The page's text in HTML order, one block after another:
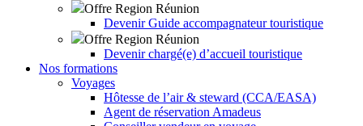
Offre Region Réunion
Devenir Guide accompagnateur touristique
Offre Region Réunion
Devenir chargé(e) d’accueil touristique
Nos formations
Voyages
Hôtesse de l’air & steward (CCA/EASA)
Agent de réservation Amadeus